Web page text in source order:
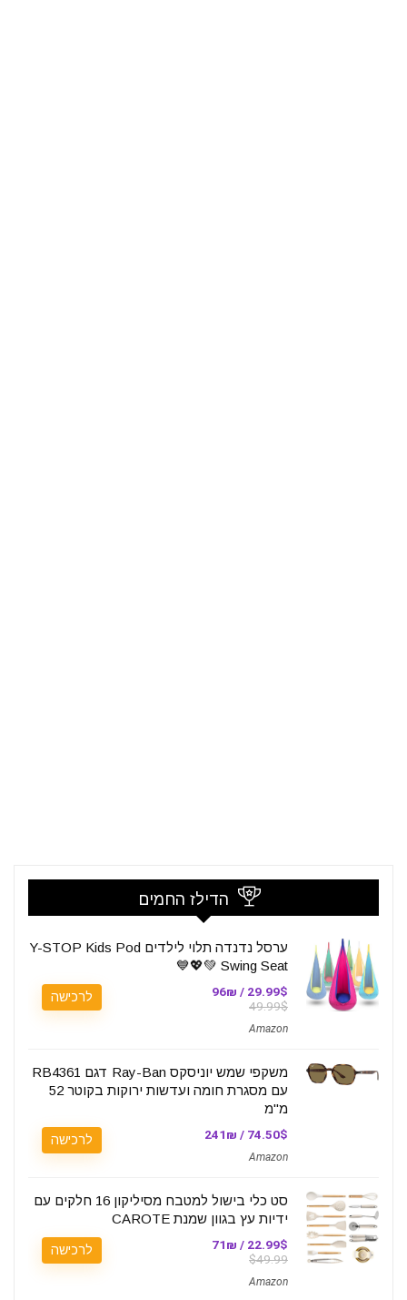
הדילז החמים
ערסל נדנדה תלוי לילדים Y-STOP Kids Pod
Swing Seat 💚💖💙
29.99$ / 96₪
49.99$
Amazon
לרכישה
משקפי שמש יוניסקס Ray-Ban דגם RB4361
עם מסגרת חומה ועדשות ירוקות בקוטר 52
מ"מ
74.50$ / 241₪
Amazon
לרכישה
סט כלי בישול למטבח מסיליקון 16 חלקים עם
ידיות עץ בגוון שמנת CAROTE
22.99$ / 71₪
$49.99
Amazon
לרכישה